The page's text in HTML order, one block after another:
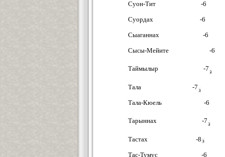
Суон-Тит -6
Суордах -6
Сыаганнах -6
Сысы-Мейите -6
Таймылыр -7
Тала -7
Тала-Кюель -6
Тарыннах -7
Тастах -8
Тас-Тумус -6